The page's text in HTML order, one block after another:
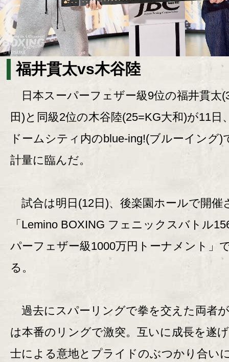
福井貫太vs木谷陸
日本スーパーフェザー級9位の福井貫太
田)と同級2位の木谷陸(25=KG大和)が11日
ドームシティ内のblue-ing!(ブルーイング)
計量に臨んだ。
試合は明日(12日)、後楽園ホールで開催
「Lemino BOXING フェニックスバトル
パーフェザー級1000万円トーナメント」
る。
過去にスパーリングで拳を交えた両者
は本番のリングで激突。互いに成長を遂
士による意地とプライドのぶつかり合い